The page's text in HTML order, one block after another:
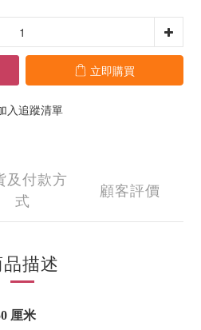
立即購買
入追蹤清單
及付款方
式
顧客評價
描述
厘米